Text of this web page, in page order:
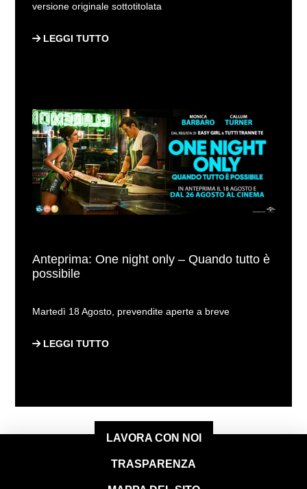
versione originale sottotitolata
LEGGI TUTTO
Anteprima: One night only – Quando tutto è
possibile
Martedì 18 Agosto, prevendite aperte a breve
LEGGI TUTTO
LAVORA CON NOI
TRASPARENZA